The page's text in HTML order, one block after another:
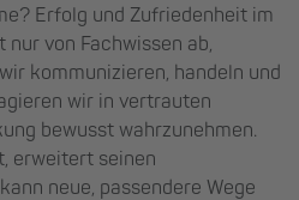
Erfolg und Zufriedenheit im
von Fachwissen ab,
kommunizieren, handeln und
wir in vertrauten
bewusst wahrzunehmen.
erweitert seinen
neue, passendere Wege